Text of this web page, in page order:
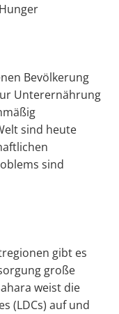
Bevölkerung
Unterernährung
sind heute
sind
gibt es
große
weist die
(LDCs) auf und